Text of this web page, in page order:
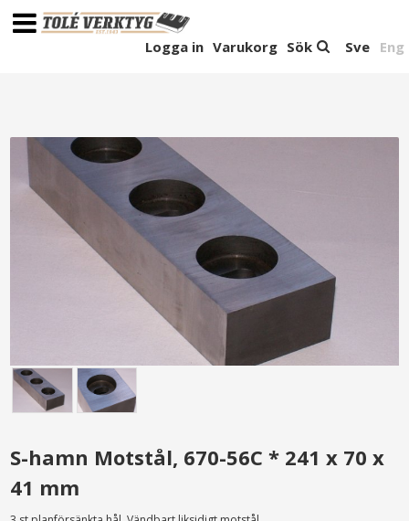
Sve Eng
Sök
Varukorg
Logga in
S-hamn Motstål, 670-56C * 241 x 70 x
41 mm